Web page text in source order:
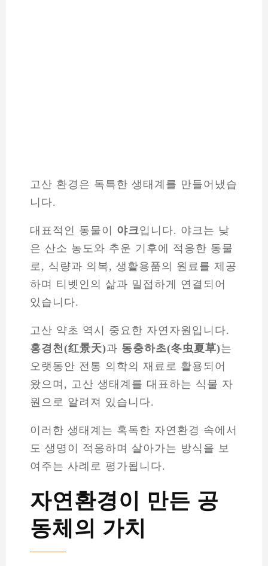
고산 환경은 독특한 생태계를 만들어냈습
니다.
대표적인 동물이 야크입니다. 야크는 낮
은 산소 농도와 추운 기후에 적응한 동물
로, 식량과 의복, 생활용품의 원료를 제공
하며 티벳인의 삶과 밀접하게 연결되어
있습니다.
고산 약초 역시 중요한 자연자원입니다.
홍경천(红景天)과 동충하초(冬虫夏草)는
오랫동안 전통 의학의 재료로 활용되어
왔으며, 고산 생태계를 대표하는 식물 자
원으로 알려져 있습니다.
이러한 생태계는 혹독한 자연환경 속에서
도 생명이 적응하며 살아가는 방식을 보
여주는 사례로 평가됩니다.
자연환경이 만든 공
동체의 가치